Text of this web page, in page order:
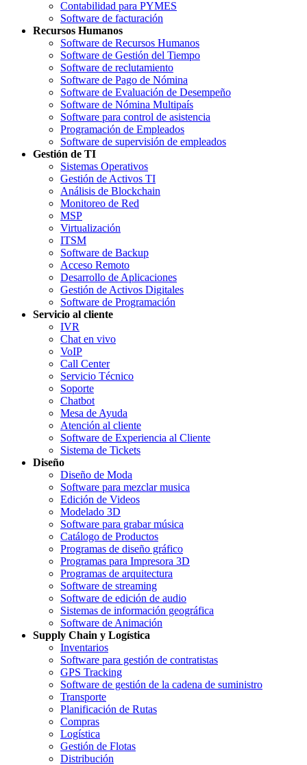
Contabilidad para PYMES
Software de facturación
Recursos Humanos
Software de Recursos Humanos
Software de Gestión del Tiempo
Software de reclutamiento
Software de Pago de Nómina
Software de Evaluación de Desempeño
Software de Nómina Multipaís
Software para control de asistencia
Programación de Empleados
Software de supervisión de empleados
Gestión de TI
Sistemas Operativos
Gestión de Activos TI
Análisis de Blockchain
Monitoreo de Red
MSP
Virtualización
ITSM
Software de Backup
Acceso Remoto
Desarrollo de Aplicaciones
Gestión de Activos Digitales
Software de Programación
Servicio al cliente
IVR
Chat en vivo
VoIP
Call Center
Servicio Técnico
Soporte
Chatbot
Mesa de Ayuda
Atención al cliente
Software de Experiencia al Cliente
Sistema de Tickets
Diseño
Diseño de Moda
Software para mezclar musica
Edición de Videos
Modelado 3D
Software para grabar música
Catálogo de Productos
Programas de diseño gráfico
Programas para Impresora 3D
Programas de arquitectura
Software de streaming
Software de edición de audio
Sistemas de información geográfica
Software de Animación
Supply Chain y Logística
Inventarios
Software para gestión de contratistas
GPS Tracking
Software de gestión de la cadena de suministro
Transporte
Planificación de Rutas
Compras
Logística
Gestión de Flotas
Distribución